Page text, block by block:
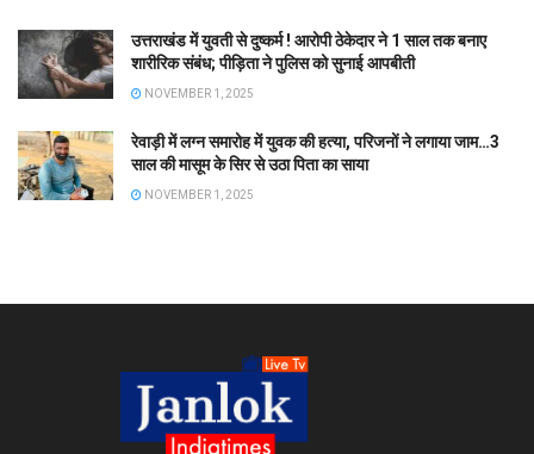
उत्तराखंड में युवती से दुष्कर्म ! आरोपी ठेकेदार ने 1 साल तक बनाए
शारीरिक संबंध; पीड़िता ने पुलिस को सुनाई आपबीती
NOVEMBER 1, 2025
रेवाड़ी में लग्न समारोह में युवक की हत्या, परिजनों ने लगाया जाम…3
साल की मासूम के सिर से उठा पिता का साया
NOVEMBER 1, 2025